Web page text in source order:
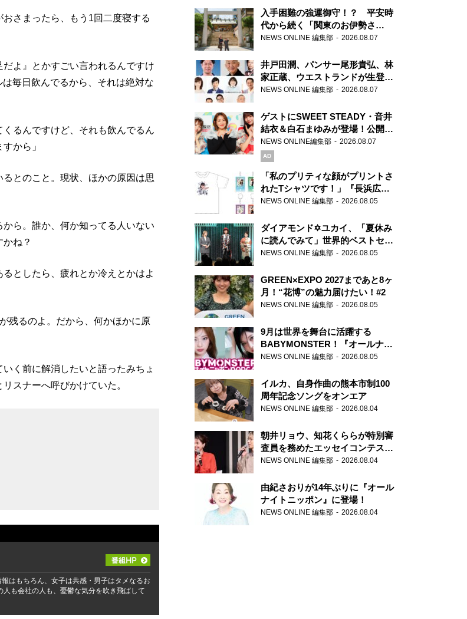
さまったら、もう1回二度寝する
よ』とかすごい言われるんですけ
毎日飲んでるから、それは絶対な
るんですけど、それも飲んでるん
から」
とのこと。現状、ほかの原因は思
ら。誰か、何か知ってる人いない
ね？
としたら、疲れとか冷えとかはよ
残るのよ。だから、何かほかに原
く前に解消したいと語ったみちょ
スナーへ呼びかけていた。
はもちろん、女子は共感・男子はタメなるお
も会社の人も、憂鬱な気分を吹き飛ばして
入手困難の強運御守！？ 平安時
代から続く「関東のお伊勢さ
ま」、芝大神宮にてランパンプス
NEWS ONLINE 編集部 2026.08.07
井戸田潤、パンサー尾形貴弘、林
家正蔵、ウエストランドが生登
場！『ラジオビバリー昼ズ』
NEWS ONLINE 編集部 2026.08.07
ゲストにSWEET STEADY・音井
結衣＆白石まゆみが登場！公開収
録で素顔全開！
NEWS ONLINE編集部 2026.08.07
AD
「私のプリティな顔がプリントさ
れたTシャツです！」『長浜広奈
天下無双』初の番組グッズ発売
NEWS ONLINE 編集部 2026.08.05
ダイアモンド✡ユカイ、「夏休み
に読んでみて」世界的ベストセラ
ー『アナスタシア』を紹介
NEWS ONLINE 編集部 2026.08.05
GREEN×EXPO 2027まであと8ヶ
月！“花博”の魅力届けたい！#2
NEWS ONLINE 編集部 2026.08.05
9月は世界を舞台に活躍する
BABYMONSTER！『オールナイ
トニッポンPODCAST』月替わり
NEWS ONLINE 編集部 2026.08.05
イルカ、自身作曲の熊本市制100
周年記念ソングをオンエア
NEWS ONLINE 編集部 2026.08.04
朝井リョウ、知花くららが特別審
査員を務めたエッセイコンテスト
の特別番組「#いまあなたに伝え
NEWS ONLINE 編集部 2026.08.04
由紀さおりが14年ぶりに『オール
ナイトニッポン』に登場！
NEWS ONLINE 編集部 2026.08.04